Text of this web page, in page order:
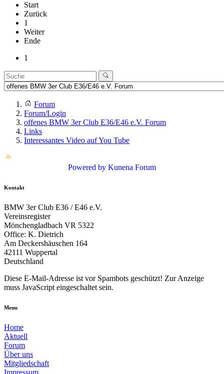
Start
Zurück
1
Weiter
Ende
1
Forum
Forum/Login
offenes BMW 3er Club E36/E46 e.V. Forum
Links
Interessantes Video auf You Tube
Powered by Kunena Forum
Kontakt
BMW 3er Club E36 / E46 e.V.
Vereinsregister
Mönchengladbach VR 5322
Office: K. Dietrich
Am Deckershäuschen 164
42111 Wuppertal
Deutschland
Diese E-Mail-Adresse ist vor Spambots geschützt! Zur Anzeige
muss JavaScript eingeschaltet sein.
Menu
Home
Aktuell
Forum
Über uns
Mitgliedschaft